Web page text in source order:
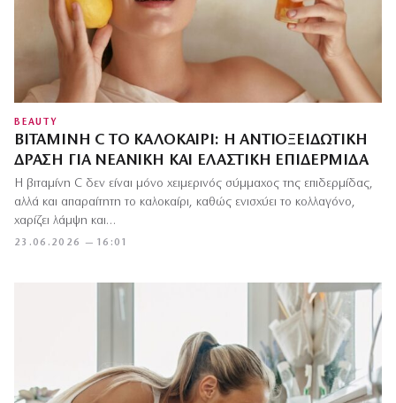
BEAUTY
ΒΙΤΑΜΊΝΗ C ΤΟ ΚΑΛΟΚΑΊΡΙ: Η ΑΝΤΙΟΞΕΙΔΩΤΙΚΉ
ΔΡΆΣΗ ΓΙΑ ΝΕΑΝΙΚΉ ΚΑΙ ΕΛΑΣΤΙΚΉ ΕΠΙΔΕΡΜΊΔΑ
23.06.2026 — 16:01
Η βιταμίνη C δεν είναι μόνο χειμερινός σύμμαχος της επιδερμίδας,
αλλά και απαραίτητη το καλοκαίρι, καθώς ενισχύει το κολλαγόνο,
χαρίζει λάμψη και…